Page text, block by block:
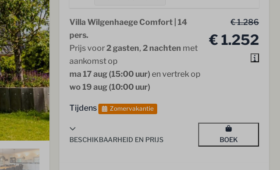
€ 1.286
€ 1.252
Villa Wilgenhaege Comfort | 14
pers.
Prijs voor2 gasten, 2 nachten met
aankomst op
ma 17 aug (15:00 uur)en vertrek op
wo 19 aug (10:00 uur)
Tijdens Zomervakantie
BESCHIKBAARHEID EN PRIJS BOEK